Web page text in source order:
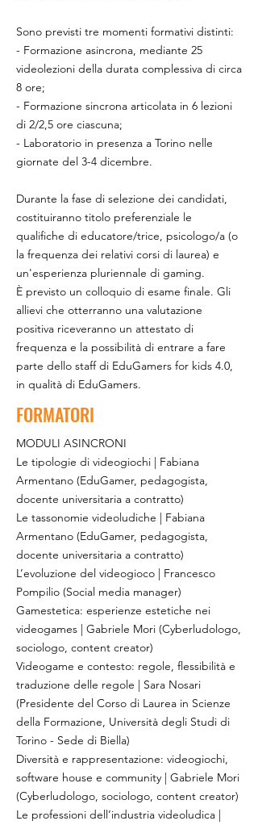
Sono previsti tre momenti formativi distinti:
- Formazione asincrona, mediante 25
videolezioni della durata complessiva di circa
8 ore;
- Formazione sincrona articolata in 6 lezioni
di 2/2,5 ore ciascuna;
- Laboratorio in presenza a Torino nelle
giornate del 3-4 dicembre.
Durante la fase di selezione dei candidati,
costituiranno titolo preferenziale le
qualifiche di educatore/trice, psicologo/a (o
la frequenza dei relativi corsi di laurea) e
un'esperienza pluriennale di gaming.
È previsto un colloquio di esame finale. Gli
allievi che otterranno una valutazione
positiva riceveranno un attestato di
frequenza e la possibilità di entrare a fare
parte dello staff di EduGamers for kids 4.0,
in qualità di EduGamers.
FORMATORI
MODULI ASINCRONI
Le tipologie di videogiochi | Fabiana
Armentano (EduGamer, pedagogista,
docente universitaria a contratto)
Le tassonomie videoludiche | Fabiana
Armentano (EduGamer, pedagogista,
docente universitaria a contratto)
L’evoluzione del videogioco | Francesco
Pompilio (Social media manager)
Gamestetica: esperienze estetiche nei
videogames | Gabriele Mori (Cyberludologo,
sociologo, content creator)
Videogame e contesto: regole, flessibilità e
traduzione delle regole | Sara Nosari
(Presidente del Corso di Laurea in Scienze
della Formazione, Università degli Studi di
Torino - Sede di Biella)
Diversità e rappresentazione: videogiochi,
software house e community | Gabriele Mori
(Cyberludologo, sociologo, content creator)
Le professioni dell’industria videoludica |